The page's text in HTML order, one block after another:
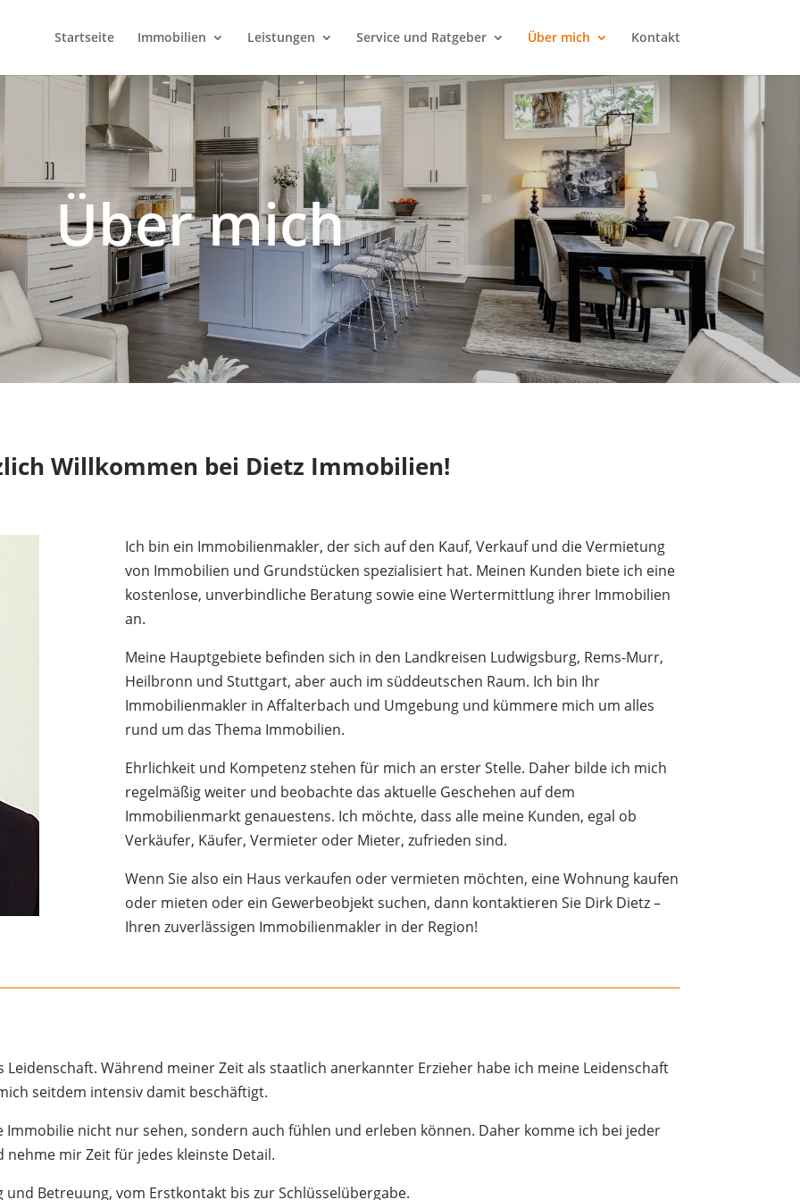
Startseite Immobilien Leistungen Service und Ratgeber Über mich Kontakt
Über mich
Willkommen bei Dietz Immobilien!
Ich bin ein Immobilienmakler, der sich auf den Kauf, Verkauf und die Vermietung
von Immobilien und Grundstücken spezialisiert hat. Meinen Kunden biete ich eine
kostenlose, unverbindliche Beratung sowie eine Wertermittlung ihrer Immobilien
an.
Meine Hauptgebiete befinden sich in den Landkreisen Ludwigsburg, Rems-Murr,
Heilbronn und Stuttgart, aber auch im süddeutschen Raum. Ich bin Ihr
Immobilienmakler in Affalterbach und Umgebung und kümmere mich um alles
rund um das Thema Immobilien.
Ehrlichkeit und Kompetenz stehen für mich an erster Stelle. Daher bilde ich mich
regelmäßig weiter und beobachte das aktuelle Geschehen auf dem
Immobilienmarkt genauestens. Ich möchte, dass alle meine Kunden, egal ob
Verkäufer, Käufer, Vermieter oder Mieter, zufrieden sind.
Wenn Sie also ein Haus verkaufen oder vermieten möchten, eine Wohnung kaufen
oder mieten oder ein Gewerbeobjekt suchen, dann kontaktieren Sie Dirk Dietz –
Ihren zuverlässigen Immobilienmakler in der Region!
Während meiner Zeit als staatlich anerkannter Erzieher habe ich meine Leidenschaft
seitdem intensiv damit beschäftigt.
Immobilie nicht nur sehen, sondern auch fühlen und erleben können. Daher komme ich bei jeder
mir Zeit für jedes kleinste Detail.
Betreuung, vom Erstkontakt bis zur Schlüsselübergabe.